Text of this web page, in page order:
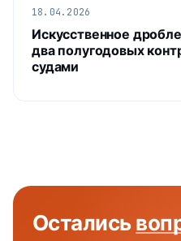
18.04.2026
Искусственное
два полугодовых
судами
Остались